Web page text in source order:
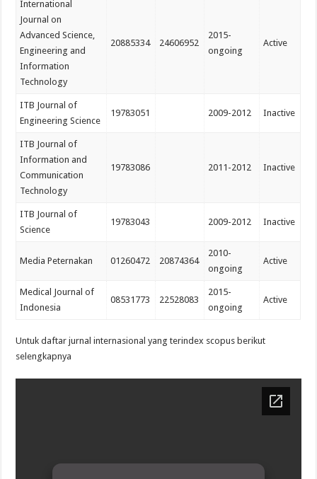
International
Journal on
Advanced Science,
Engineering and
Information
Technology
20885334 24606952
2015-
ongoing
Active
ITB Journal of
Engineering Science
19783051 2009-2012 Inactive
ITB Journal of
Information and
Communication
Technology
19783086 2011-2012 Inactive
ITB Journal of
Science
19783043 2009-2012 Inactive
Media Peternakan 01260472 20874364
2010-
ongoing
Active
Medical Journal of
Indonesia
08531773 22528083
2015-
ongoing
Active
Untuk daftar jurnal internasional yang terindex scopus berikut
selengkapnya